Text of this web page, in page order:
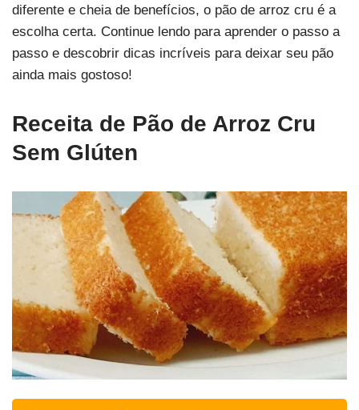
diferente e cheia de benefícios, o pão de arroz cru é a
escolha certa. Continue lendo para aprender o passo a
passo e descobrir dicas incríveis para deixar seu pão
ainda mais gostoso!
Receita de Pão de Arroz Cru
Sem Glúten